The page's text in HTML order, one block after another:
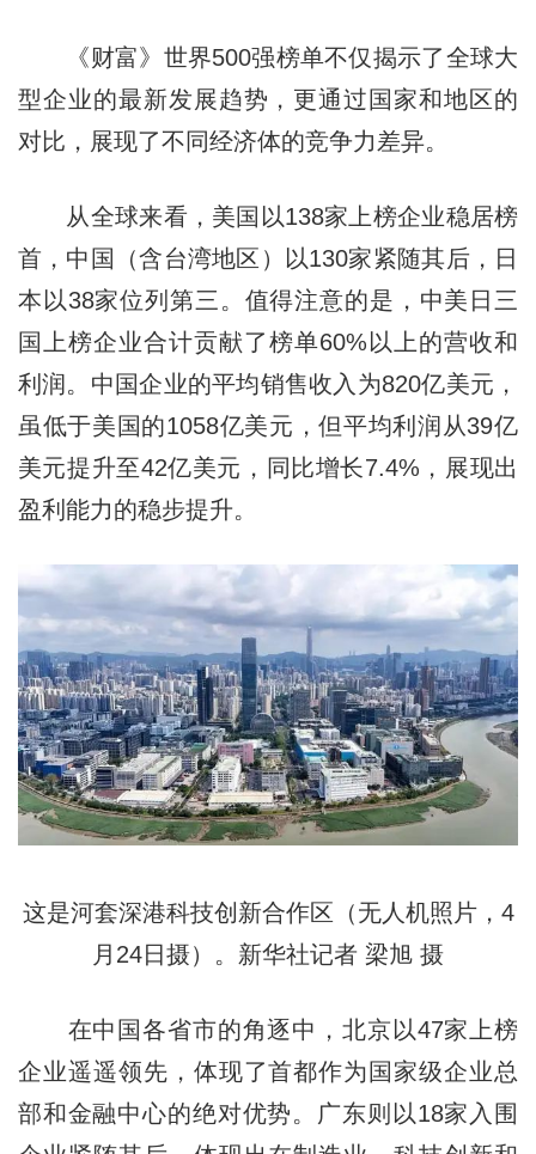
《财富》世界500强榜单不仅揭示了全球大
型企业的最新发展趋势，更通过国家和地区的
对比，展现了不同经济体的竞争力差异。
从全球来看，美国以138家上榜企业稳居榜
首，中国（含台湾地区）以130家紧随其后，日
本以38家位列第三。值得注意的是，中美日三
国上榜企业合计贡献了榜单60%以上的营收和
利润。中国企业的平均销售收入为820亿美元，
虽低于美国的1058亿美元，但平均利润从39亿
美元提升至42亿美元，同比增长7.4%，展现出
盈利能力的稳步提升。
这是河套深港科技创新合作区（无人机照片，4
月24日摄）。新华社记者 梁旭 摄
在中国各省市的角逐中，北京以47家上榜
企业遥遥领先，体现了首都作为国家级企业总
部和金融中心的绝对优势。广东则以18家入围